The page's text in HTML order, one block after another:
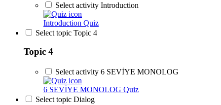
Select activity Introduction
Introduction Quiz
Select topic Topic 4
Topic 4
Select activity 6 SEVİYE MONOLOG
6 SEVİYE MONOLOG Quiz
Select topic Dialog